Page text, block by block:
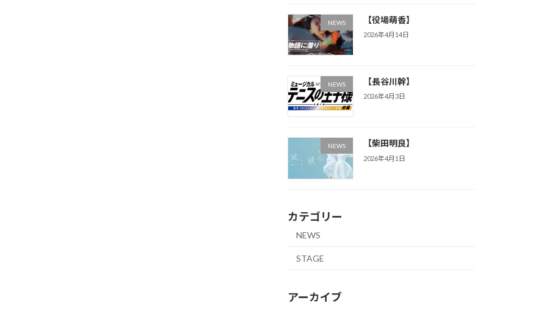
NEWS 【役場萌香】
2026年4月14日
NEWS 【長谷川幹】
2026年4月3日
NEWS 【柴田明良】
2026年4月1日
カテゴリー
NEWS
STAGE
アーカイブ